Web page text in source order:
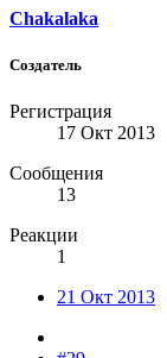
Chakalaka
Создатель
Регистрация
17 Окт 2013
Сообщения
13
Реакции
1
21 Окт 2013